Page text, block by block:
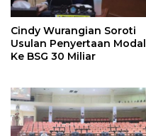
Cindy Wurangian Soroti
Usulan Penyertaan Modal
Ke BSG 30 Miliar